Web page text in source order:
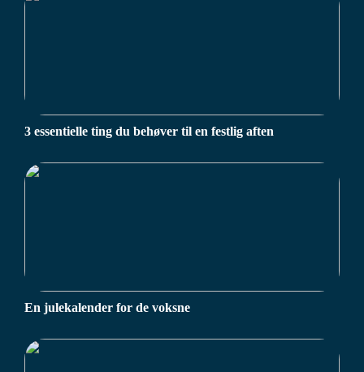
3 essentielle ting du behøver til en festlig aften
En julekalender for de voksne